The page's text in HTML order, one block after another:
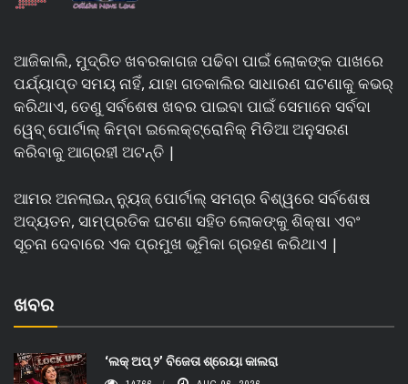
ଆଜିକାଲି, ମୁଦ୍ରିତ ଖବରକାଗଜ ପଢିବା ପାଇଁ ଲୋକଙ୍କ ପାଖରେ
ପର୍ଯ୍ୟାପ୍ତ ସମୟ ନାହିଁ, ଯାହା ଗତକାଲିର ସାଧାରଣ ଘଟଣାକୁ କଭର୍
କରିଥାଏ, ତେଣୁ ସର୍ବଶେଷ ଖବର ପାଇବା ପାଇଁ ସେମାନେ ସର୍ବଦା
ୱେବ୍ ପୋର୍ଟାଲ୍ କିମ୍ବା ଇଲେକ୍ଟ୍ରୋନିକ୍ ମିଡିଆ ଅନୁସରଣ
କରିବାକୁ ଆଗ୍ରହୀ ଅଟନ୍ତି |
ଆମର ଅନଲାଇନ୍ ନ୍ୟୁଜ୍ ପୋର୍ଟାଲ୍ ସମଗ୍ର ବିଶ୍ୱରେ ସର୍ବଶେଷ
ଅଦ୍ୟତନ, ସାମ୍ପ୍ରତିକ ଘଟଣା ସହିତ ଲୋକଙ୍କୁ ଶିକ୍ଷା ଏବଂ
ସୂଚନା ଦେବାରେ ଏକ ପ୍ରମୁଖ ଭୂମିକା ଗ୍ରହଣ କରିଥାଏ |
ଖବର
‘ଲକ୍ ଅପ୍ ୨’ ବିଜେତା ଶ୍ରେୟା କାଲରା